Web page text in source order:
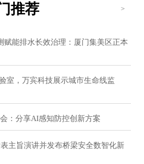
推荐 >
赋能排水长效治理：厦门集美区正本
室，万宾科技展示城市生命线监
：分享AI感知防控创新方案
主旨演讲并发布桥梁安全数智化新